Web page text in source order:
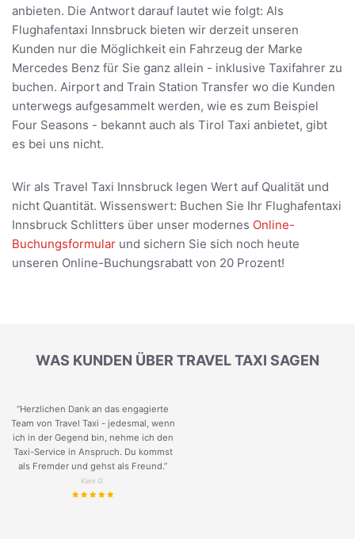
anbieten. Die Antwort darauf lautet wie folgt: Als
Flughafentaxi Innsbruck bieten wir derzeit unseren
Kunden nur die Möglichkeit ein Fahrzeug der Marke
Mercedes Benz für Sie ganz allein - inklusive Taxifahrer zu
buchen. Airport and Train Station Transfer wo die Kunden
unterwegs aufgesammelt werden, wie es zum Beispiel
Four Seasons - bekannt auch als Tirol Taxi anbietet, gibt
es bei uns nicht.
Wir als Travel Taxi Innsbruck legen Wert auf Qualität und
nicht Quantität. Wissenswert: Buchen Sie Ihr Flughafentaxi
Innsbruck Schlitters über unser modernes Online-
Buchungsformular und sichern Sie sich noch heute
unseren Online-Buchungsrabatt von 20 Prozent!
WAS KUNDEN ÜBER TRAVEL TAXI SAGEN
“Herzlichen Dank an das engagierte
Team von Travel Taxi - jedesmal, wenn
ich in der Gegend bin, nehme ich den
Taxi-Service in Anspruch. Du kommst
als Fremder und gehst als Freund.”
Keni G.